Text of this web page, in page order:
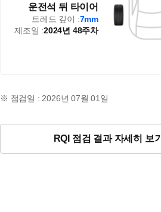
운전석 뒤 타이어
트레드 깊이 :7mm
제조일 :2024년 48주차
※ 점검일 : 2026년 07월 01일
RQI 점검 결과 자세히 보기